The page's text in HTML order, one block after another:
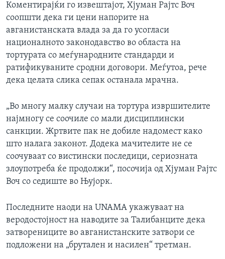
Коментирајќи го извештајот, Хјуман Рајтс Воч
соопшти дека ги цени напорите на
авганистанската влада за да го усогласи
националното законодавство во областа на
тортурата со меѓународните стандарди и
ратификуваните сродни договори. Меѓутоа, рече
дека целата слика сепак останала мрачна.
„Во многу малку случаи на тортура извршителите
најмногу се соочиле со мали дисциплински
санкции. Жртвите пак не добиле надомест како
што налага законот. Додека мачителите не се
соочуваат со вистински последици, сериозната
злоупотреба ќе продолжи“, посочија од Хјуман Рајтс
Воч со седиште во Њујорк.
Последните наоди на UNAMA укажуваат на
веродостојност на наводите за Талибанците дека
затворениците во авганистанските затвори се
подложени на „брутален и насилен“ третман.